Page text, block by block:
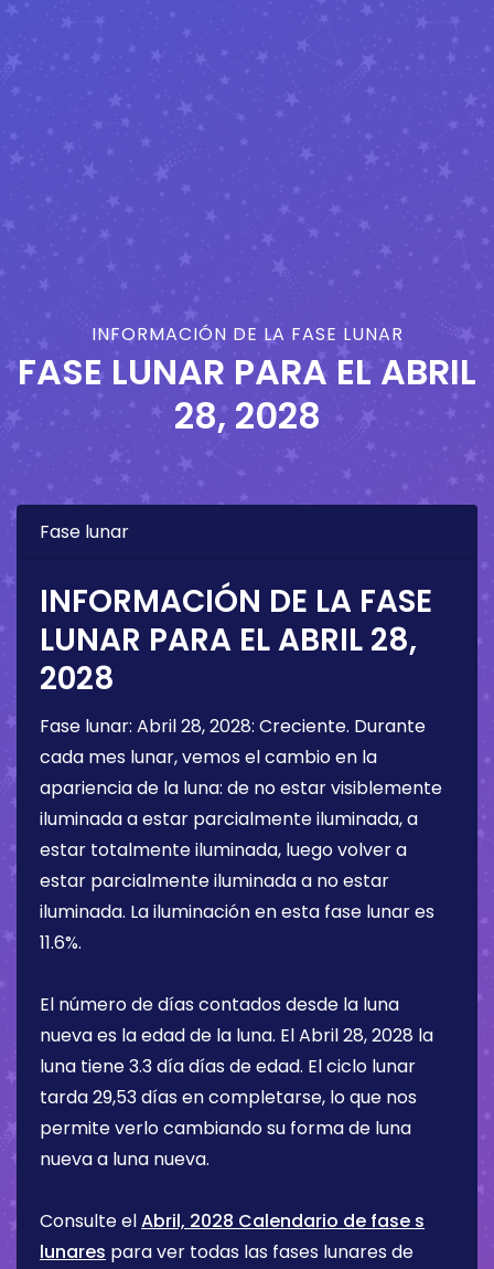
INFORMACIÓN DE LA FASE LUNAR
FASE LUNAR PARA EL ABRIL
28, 2028
Fase lunar
INFORMACIÓN DE LA FASE
LUNAR PARA EL ABRIL 28,
2028
Fase lunar: Abril 28, 2028: Creciente. Durante
cada mes lunar, vemos el cambio en la
apariencia de la luna: de no estar visiblemente
iluminada a estar parcialmente iluminada, a
estar totalmente iluminada, luego volver a
estar parcialmente iluminada a no estar
iluminada. La iluminación en esta fase lunar es
11.6%.
El número de días contados desde la luna
nueva es la edad de la luna. ElAbril 28, 2028 la
luna tiene3.3 díadías de edad. El ciclo lunar
tarda 29,53 días en completarse, lo que nos
permite verlo cambiando su forma de luna
nueva a luna nueva.
Consulte elAbril, 2028 Calendario de fase s
lunares para ver todas las fases lunares de